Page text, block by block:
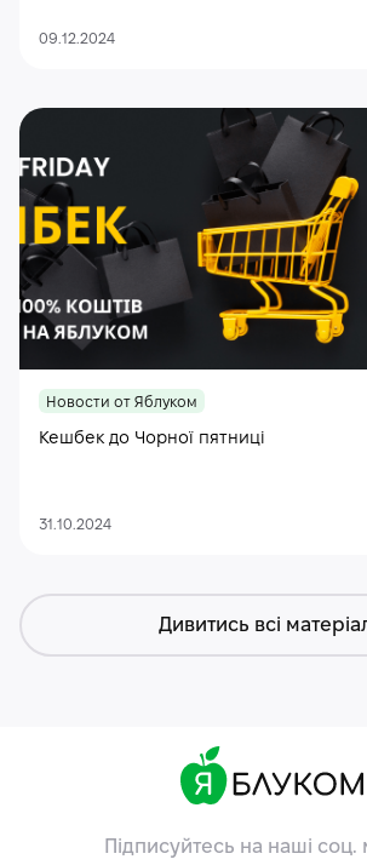
09.12.2024
Новости от Яблуком
Кешбек до Чорної пятниці
31.10.2024
Дивитись всі
Підписуйтесь на наші соц.